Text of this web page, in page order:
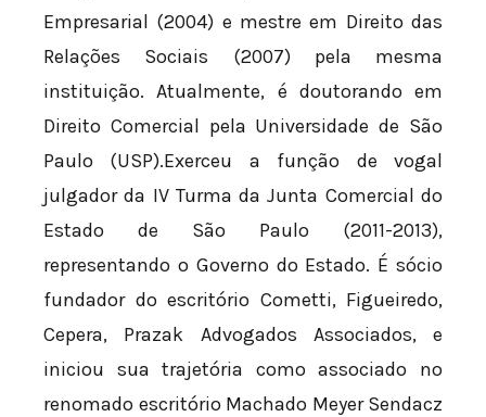
Empresarial (2004) e mestre em Direito das
Relações Sociais (2007) pela mesma
instituição. Atualmente, é doutorando em
Direito Comercial pela Universidade de São
Paulo (USP).Exerceu a função de vogal
julgador da IV Turma da Junta Comercial do
Estado de São Paulo (2011-2013),
representando o Governo do Estado. É sócio
fundador do escritório Cometti, Figueiredo,
Cepera, Prazak Advogados Associados, e
iniciou sua trajetória como associado no
renomado escritório Machado Meyer Sendacz